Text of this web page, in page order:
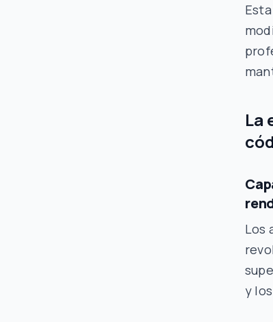
La
Los
y